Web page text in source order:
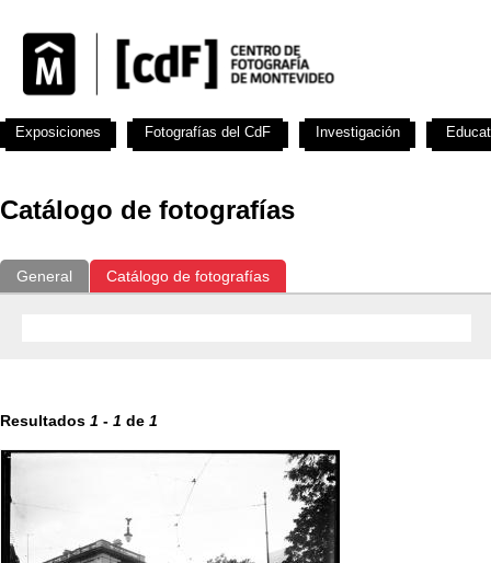
Catálogo de fotografías
General Catálogo de fotografías
Resultados 1 - 1 de 1
Exposiciones Fotografías del CdF Investigación